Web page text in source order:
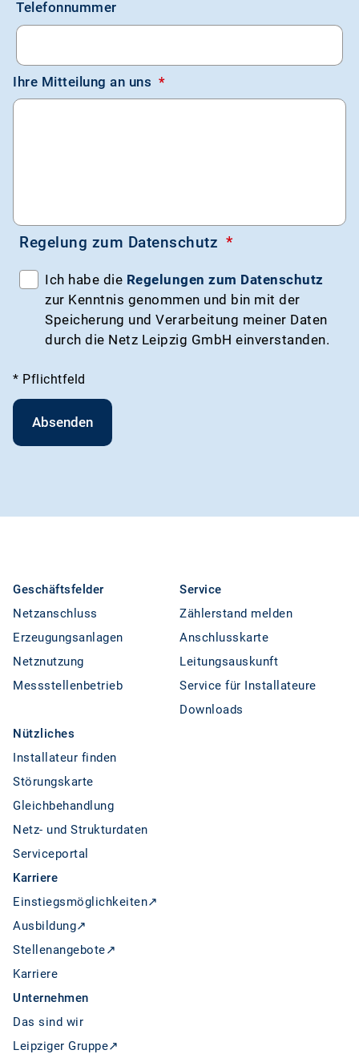
Telefonnummer
Ihre Mitteilung an uns *
Regelung zum Datenschutz *
Ich habe die Regelungen zum Datenschutz
zur Kenntnis genommen und bin mit der
Speicherung und Verarbeitung meiner Daten
durch die Netz Leipzig GmbH einverstanden.
* Pflichtfeld
Geschäftsfelder
Netzanschluss
Erzeugungsanlagen
Netznutzung
Messstellenbetrieb
Service
Zählerstand melden
Anschlusskarte
Leitungsauskunft
Service für Installateure
Downloads
Nützliches
Installateur finden
Störungskarte
Gleichbehandlung
Netz- und Strukturdaten
Serviceportal
Karriere
Einstiegsmöglichkeiten↗
Ausbildung↗
Stellenangebote↗
Karriere
Unternehmen
Das sind wir
Leipziger Gruppe↗